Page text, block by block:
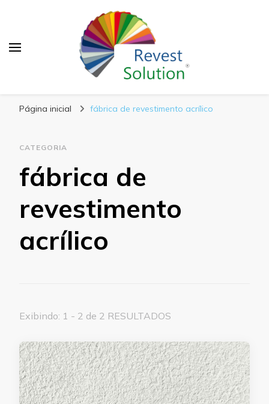
Página inicial fábrica de revestimento acrílico
CATEGORIA
fábrica de
revestimento
acrílico
Exibindo: 1 - 2 de 2 RESULTADOS